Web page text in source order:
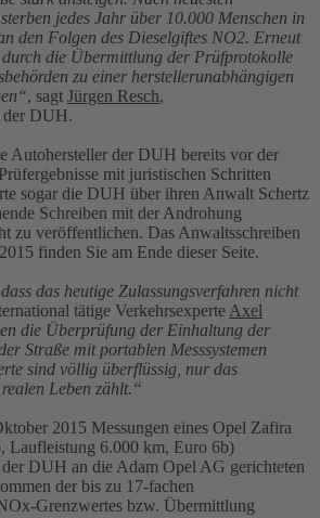
jedes Jahr über 10.000 Menschen in
den Folgen des Dieselgiftes NO2. Erneut
die Übermittlung der Prüfprotokolle
zu einer herstellerunabhängigen
, sagt Jürgen Resch,
der DUH.
Autohersteller der DUH bereits vor der
mit juristischen Schritten
sogar die DUH über ihren Anwalt Schertz
Schreiben mit der Androhung
zu veröffentlichen. Das Anwaltsschreiben
finden Sie am Ende dieser Seite.
das heutige Zulassungsverfahren nicht
tätige Verkehrsexperte Axel
die Überprüfung der Einhaltung der
Straße mit portablen Messsystemen
sind völlig überflüssig, nur das
Leben zählt.“
2015 Messungen eines Opel Zafira
Laufleistung 6.000 km, Euro 6b)
DUH an die Adam Opel AG gerichteten
der bis zu 17-fachen
Grenzwertes bzw. Übermittlung